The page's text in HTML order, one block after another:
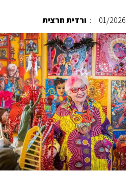
01/2026
|
: ורדית חרצית